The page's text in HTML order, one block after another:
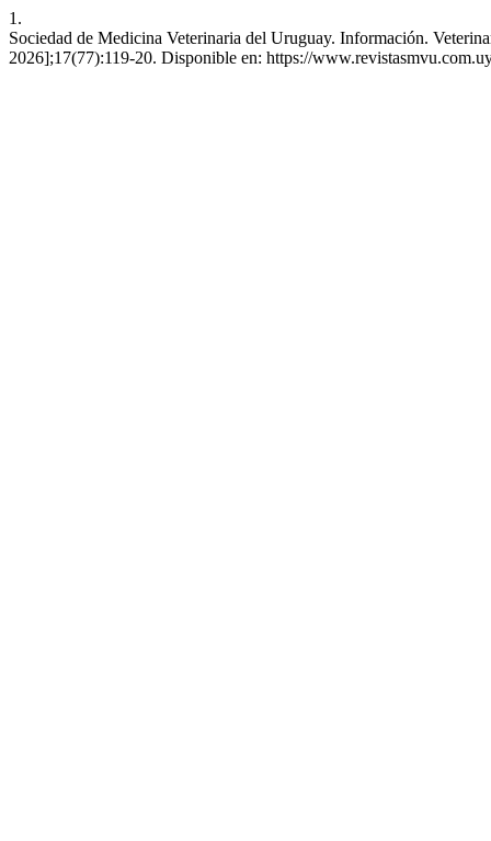
1.
Sociedad de Medicina Veterinaria del Uruguay. Información.
2026];17(77):119-20. Disponible en: https://